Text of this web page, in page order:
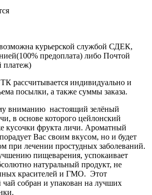
курьерской службой СДЕК,
предоплата) либо Почтой
платеж)
рассчитывается индивидуально и
посылки, а также суммы заказа.
вниманию настоящий зелёный
в основе которого цейлонский
кусочки фрукта личи. Ароматный
Вас своим вкусом, но и будет
при лечении простудных заболеваний.
пищеварения, успокаивает
натуральный продукт, не
красителей и ГМО. Этот
чай собран и упакован на лучших